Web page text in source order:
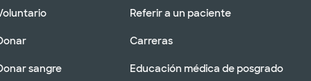
sangre
Referir a un paciente
Carreras
Educación médica de posgrado